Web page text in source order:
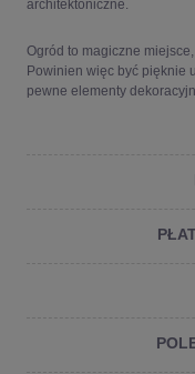
architektoniczne.
Ogród to magiczne
Powinien więc być pięknie
pewne elementy